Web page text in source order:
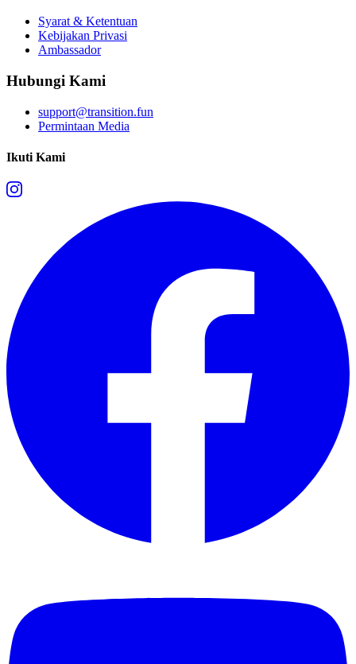
Syarat & Ketentuan
Kebijakan Privasi
Ambassador
Hubungi Kami
support@transition.fun
Permintaan Media
Ikuti Kami